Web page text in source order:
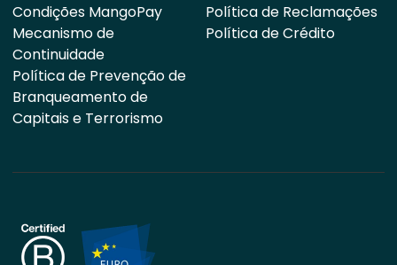
Condições MangoPay
Mecanismo de
Continuidade
Política de Prevenção de
Branqueamento de
Capitais e Terrorismo
Política de Reclamações
Política de Crédito